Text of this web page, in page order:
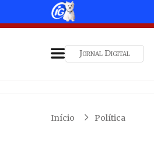
Jornal Digital
Início Política